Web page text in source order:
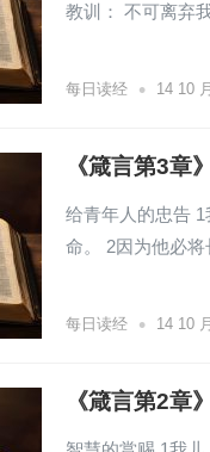
教训： 不可离弃
每日读经 • 14 10
《箴言第3章
给青年人的忠告
命。 2因为他必
每日读经 • 14 10
《箴言第2章